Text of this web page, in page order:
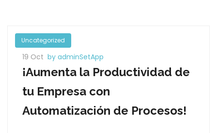
Uncategorized
19 Oct by adminSetApp
¡Aumenta la Productividad de
tu Empresa con
Automatización de Procesos!